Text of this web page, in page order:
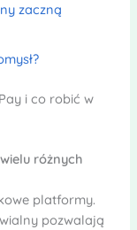
zaczną
i co robić w
różnych
platformy.
pozwalają